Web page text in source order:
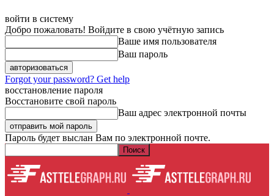
войти в систему
Добро пожаловать! Войдите в свою учётную запись
Ваше имя пользователя
Ваш пароль
Forgot your password? Get help
восстановление пароля
Восстановите свой пароль
Ваш адрес электронной почты
Пароль будет выслан Вам по электронной почте.